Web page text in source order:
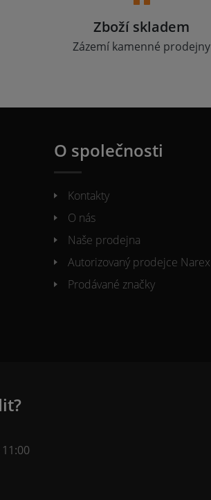
Zboží skladem
Zázemí kamenné prodejny
O společnosti
Kontakty
O nás
Naše prodejna
Autorizovaný prodejce Narex
Prodávané značky